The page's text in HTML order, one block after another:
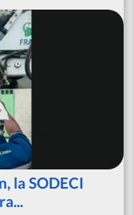
la SODECI